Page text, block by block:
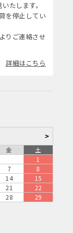
たします。
を停止してい
りご連絡させ
詳細はこちら
>
金
土
1
7
8
14
15
21
22
28
29